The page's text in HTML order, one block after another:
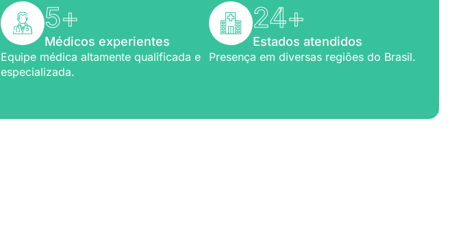
5+
Médicos experientes
Equipe médica altamente qualificada e
especializada.
24+
Estados atendidos
Presença em diversas regiões do Brasil.